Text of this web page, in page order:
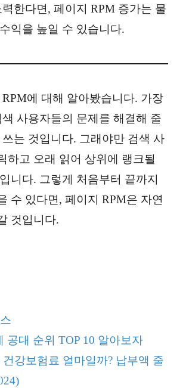
한다면, 페이지 RPM 증가는 물
익을 높일 수 있습니다.
에 대해 알아봤습니다. 가장
사용자들의 문제를 해결해 줄
는 것입니다. 그래야만 검색 사
하고 오래 읽어 상위에 랭크될
니다. 그렇게 처음부터 끝까지
수 있다면, 페이지 RPM은 자연
것입니다.
공대 순위 TOP 10 알아보자
강보험료 얼마일까? 납부액 줄